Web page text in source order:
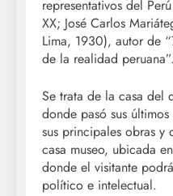
representativos del
XX; José Carlos
Lima, 1930), autor de
de la realidad peruana”.
Se trata de la casa del
donde pasó sus
sus principales obras
casa museo, ubicada
donde el visitante
político e intelectual.